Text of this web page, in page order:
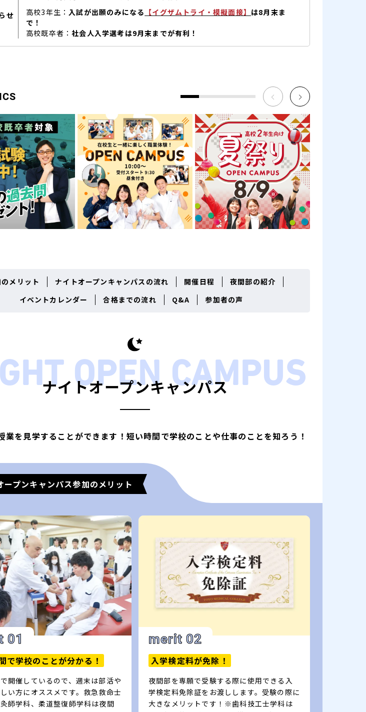
せ
高校3年生：入試が出願のみになる 【イグザムトライ・模擬面接】 は8月末ま
で！
高校既卒者：社会人入学選考は9月末までが有利！
メリット ナイトオープンキャンパスの流れ 開催日程
夜間部の紹介
イベントカレンダー
合格までの流れ Q&A 参加者の声
OPENCAMPUS
ナイトオープンキャンパス
業を見学することができます！ 短い時間で学校のことや仕事のことを知ろう！
ープンキャンパス参加のメリット
01
で学校のことが分かる！
開催しているので、週末は部活や
い方にオススメです。救急救命士
師学科、柔道整復師学科は夜間
merit 02
入学検定料が免除！
夜間部を専願で受験する際に使用できる入
学検定料免除証をお渡しします。受験の際に
大きなメリットです！※歯科技工士学科は